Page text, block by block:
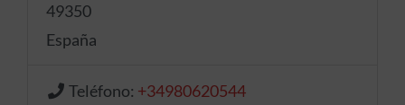
49350
España
Teléfono: +34980620544